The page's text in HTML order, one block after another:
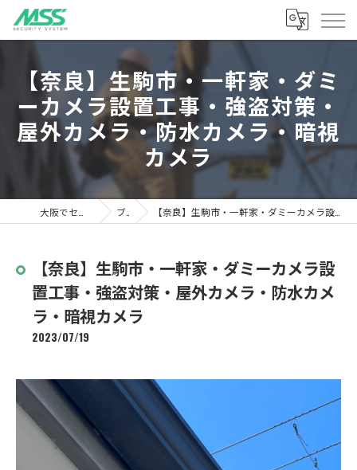
【奈良】生駒市・一軒家・ダミ
ーカメラ設置工事・強盗対策・
屋外カメラ・防水カメラ・暗視
カメラ
ブログ 【奈良】生駒市・一軒家・ダミーカメラ設置工事・強盗対策・屋外カメラ・防水カメラ・暗視カメラ
【奈良】生駒市・一軒家・ダミーカメラ設
置工事・強盗対策・屋外カメラ・防水カメ
ラ・暗視カメラ
2023/07/19